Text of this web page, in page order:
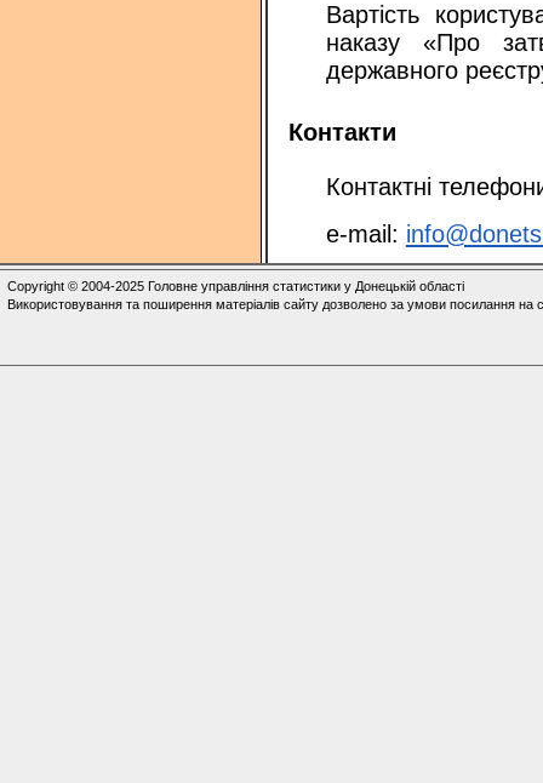
Вартість
наказу «Про
державного
Контакти
Контактні
e-mail:
Copyright © 2004-2025 Головне управління статистики у Донецькій області
Використовування та поширення матеріалів сайту дозволено за умови посилання на